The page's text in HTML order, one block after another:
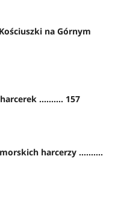
na Górnym
.......... 157
harcerzy ..........